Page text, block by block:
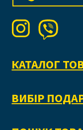
КАТАЛОГ
ВИБІР